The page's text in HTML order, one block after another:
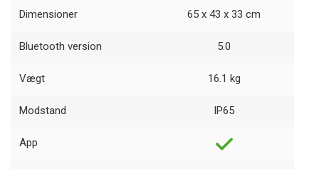
Dimensioner 65 x 43 x 33 cm
Bluetooth version 5.0
Vægt 16.1 kg
Modstand IP65
App